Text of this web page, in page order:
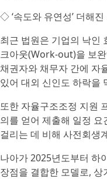
◇ ‘속도와 유연성’ 더해
최근 법원은 기업의 낙인
크아웃(Work-out)을 보
채권자와 채무자 간에 자
있어 대외 신인도 하락을
또한 자율구조조정 지원
의를 얻어 제출해 일정
걸리는 데 비해 사전회생
나아가 2025년도부터 하
장점을 결합한 모델로,